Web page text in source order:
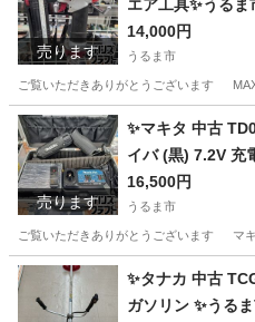
売ります
エア工具✨うるま
14,000円
うるま市
ご覧いただきありがとうございます
沖縄 うるま市 その他
売ります
✨マキタ 中古
イバ (黒) 7.2V 充
場✨
16,500円
うるま市
ご覧いただきありがとうございます マキ
沖縄 うるま市 その他
✨タナカ 中古
ガソリン ✨うる